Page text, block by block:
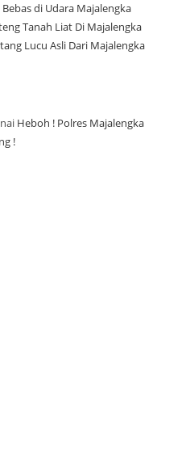
di Udara Majalengka
Tanah Liat Di Majalengka
Lucu Asli Dari Majalengka
Heboh ! Polres Majalengka
!